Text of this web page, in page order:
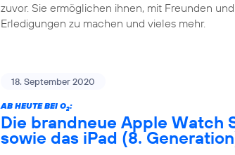
zuvor. Sie ermöglichen ihnen, mit Freunden
Erledigungen zu machen und vieles mehr.
18. September 2020
AB HEUTE BEI O2:
Die brandneue Apple Watch
sowie das iPad (8.